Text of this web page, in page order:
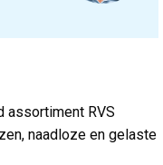
assortiment RVS
naadloze en gelaste